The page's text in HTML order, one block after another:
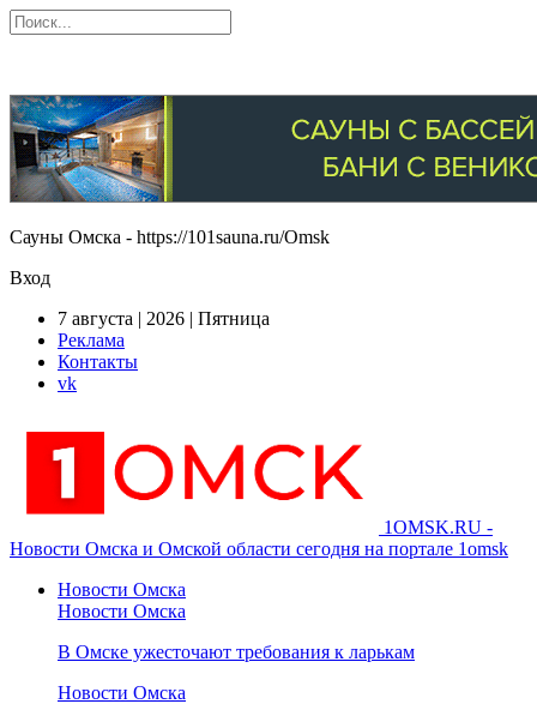
Сауны Омска - https://101sauna.ru/Omsk
Вход
7 августа | 2026 | Пятница
Реклама
Контакты
vk
1OMSK.RU -
Новости Омска и Омской области сегодня на портале 1omsk
Новости Омска
Новости Омска
В Омске ужесточают требования к ларькам
Новости Омска